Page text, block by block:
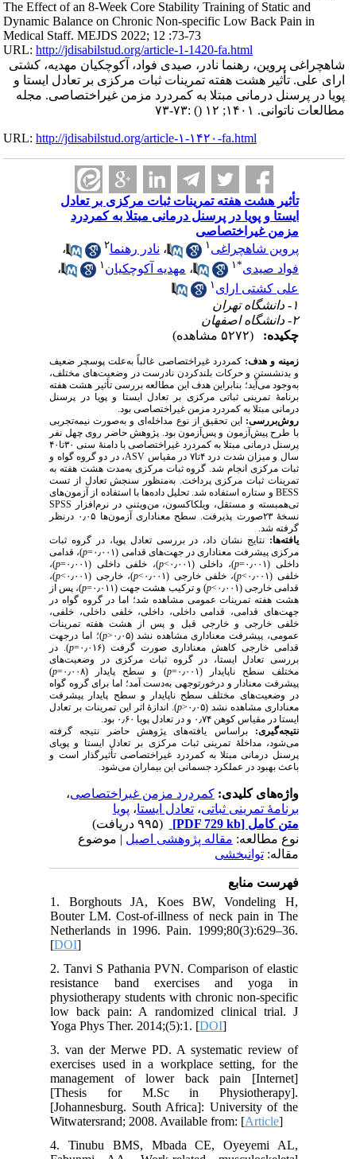
The Effect of an 8-Week Core Stability Training of Static and
Dynamic Balance on Chronic Non-specific Low Back Pain in
Medical Staff. MEJDS 2022; 12 :73-73
URL:http://jdisabilstud.org/article-1-1420-fa.html
شاهچراغی پروین، رهنما نادر، صیدی فواد، آکوچکیان مهدیه، کشتی
ارای علی. تأثیر هشت هفته تمرینات ثبات مرکزی بر تعادل ایستا و
پویا در پرسنل درمانی مبتلا به کمردرد مزمن غیراختصاصی. مجله
مطالعات ناتوانی. ۱۴۰۱; ۱۲
() :۷۳-۷۳
URL:http://jdisabilstud.org/article-۱-۱۴۲۰-fa.html
تأثیر هشت هفته تمرینات ثبات مرکزی بر تعادل
ایستا و پویا در پرسنل درمانی مبتلا به کمردرد
مزمن غیراختصاصی
پروین شاهچراغی
،نادر رهنما ۲
،
فواد صیدی
۱ ،مهدیه آکوچکیان ۱
،
علی کشتی ارای
۲- دانشگاه اصفهان
چکیده:
زمینه و هدف:کمردرد غیراختصاصی غالباً به‌علت پوسچر ضعیف
و بدنشستن و حرکات بلندکردن نادرست در وضعیت‌های مختلف،
به‌وجود می‌آید؛ بنابراین هدف این مطالعه بررسی تأثیر هشت هفته
برنامهٔ تمرینی ثباتی مرکزی بر تعادل ایستا و پویا در پرسنل
درمانی مبتلا به کمردرد مزمن غیراختصاصی بود.
روش‌بررسی:این تحقیق از نوع مداخله‌ای و به‌صورت نیمه‌تجربی
با طرح پیش‌آزمون و پس‌آزمون بود. پژوهش حاضر روی چهل نفر
پرسنل درمانی مبتلا به کمردرد غیراختصاصی با دامنهٔ سنی ۳۰تا۴۰
سال و میزان شدت درد ۴تا۷ در مقیاس
V
AS، در دو گروه گواه و
ثبات مرکزی انجام شد. گروه ثبات مرکزی به‌مدت هشت هفته به
تمرینات ثبات مرکزی پرداخت. به‌منظور سنجش تعادل از تست
BESSو ستاره استفاده شد. تحلیل داده‌ها با استفاده از آزمون‌های
تی‌همبسته و مستقل، ویلکاکسون، من‌ویتنی در نرم‌افزار S
SPS
نسخۀ ۲۳صورت پذیرفت. سطح معناداری آزمون‌ها ۰٫۰۵ درنظر
گرفته شد.
یافته‌ها:نتایج نشان داد، در بررسی تعادل پویا، در گروه ثبات
مرکزی پیشرفت معناداری در جهت‌های قدامی (۰٫۰۰۱=
p)، قدامی
داخلی (۰٫۰۰۱=
p)، داخلی (۰٫۰۰۱> p)، خلفی داخلی (۰٫۰۰۱= p)،
خلفی (۰٫۰۰۱>
p)، خلفی خارجی (۰٫۰۰۱> p)، خارجی (۰٫۰۰۱> p)،
قدامی خارجی (۰٫۰۰۱>
p) و ترکیب هشت جهت (۰٫۰۱۱= p)، پس از
هشت هفته تمرینات عمومی مشاهده شد؛ اما در گروه گواه در
جهت‌های قدامی، قدامی داخلی، داخلی، خلفی داخلی، خلفی،
خلفی خارجی و خارجی قبل و پس از هشت هفته تمرینات
عمومی، پیشرفت معناداری مشاهده نشد (۰٫۰۵<
p)؛ اما درجهت
قدامی خارجی کاهش معناداری صورت گرفت (۰٫۰۱۶=
p). در
بررسی تعادل ایستا، در گروه ثبات مرکزی در وضعیت‌های
مختلف سطح ناپایدار (۰٫۰۰۱=
p) و سطح پایدار (۰٫۰۰۸= p
)
پیشرفت معنادار و درخورتوجهی به‌دست آمد؛ اما برای گروه گواه
در وضعیت‌های مختلف سطح ناپایدار و سطح پایدار پیشرفت
معناداری مشاهده نشد (۰٫۰۵<
p). اندازهٔ اثر این تمرینات بر تعادل
ایستا در مقیاس کوهن ۰٫۷۴ و در تعادل پویا ۰٫۶۰ بود.
نتیجه‌گیری:براساس یافته‌های پژوهش حاضر نتیجه گرفته
می‌شود، مداخلهٔ تمرینی ثبات مرکزی بر تعادل ایستا و پویای
پرسنل درمانی مبتلا به کمردرد غیراختصاصی تأثیرگذار است و
باعث بهبود در عملکرد جسمانی این بیماران می‌شود.
واژه‌های کلیدی:کمردرد مزمن غیراختصاصی،
برنامهٔ تمرینی ثباتی،تعادل ایستا،پویا
متن کامل[PDF 729 kb]
نوع مطالعه:مقاله پژوهشی اصیل| موضوع
مقاله:توانبخشی
فهرست منابع
1. Borghouts JA, Koes BW, Vondeling H,
Bouter LM. Cost-of-illness of neck pain in The
Netherlands in 1996. Pain. 1999;80(3):629–36.
[DOI
2. Tanvi S Pathania PVN. Comparison of elastic
resistance band exercises and yoga in
physiotherapy students with chronic non-specific
low back pain: A randomized clinical trial. J
Yoga Phys Ther. 2014;(5):1. [DOI
3. van der Merwe PD. A systematic review of
exercises used in a workplace setting, for the
management of lower back pain [Internet]
[Thesis for M.Sc in Physiotherapy].
[Johannesburg. South Africa]: University of the
Witwatersrand; 2008. Available from: [Article
4. Tinubu BMS, Mbada CE, Oyeyemi AL,